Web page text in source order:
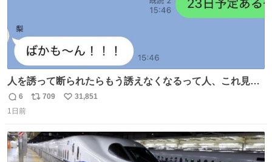
人を誘って断られたらもう誘えなくなるって人、これ見て
元気出してほしい
返
信
6
リ
ト
数
709
い
数
31,851
1日前